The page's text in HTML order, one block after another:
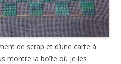
de scrap et d’une carte à
montre la boîte où je les